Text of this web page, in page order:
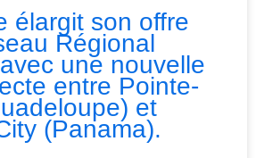
élargit son offre
Régional
une nouvelle
entre Pointe-
et
(Panama).